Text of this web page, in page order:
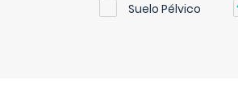
Suelo Pélvico